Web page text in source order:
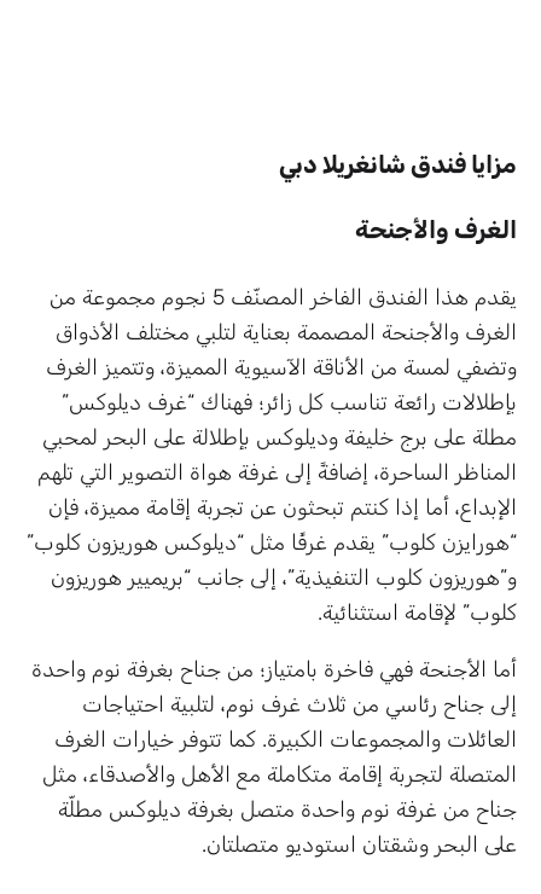
مزايا فندق شانغريلا دبي
الغرف والأجنحة
يقدم هذا الفندق الفاخر المصنّف 5 نجوم مجموعة من
الغرف والأجنحة المصممة بعناية لتلبي مختلف الأذواق
وتضفي لمسة من الأناقة الآسيوية المميزة، وتتميز الغرف
بإطلالات رائعة تناسب كل زائر؛ فهناك “غرف ديلوكس”
مطلة على برج خليفة وديلوكس بإطلالة على البحر لمحبي
المناظر الساحرة، إضافةً إلى غرفة هواة التصوير التي تلهم
الإبداع، أما إذا كنتم تبحثون عن تجربة إقامة مميزة، فإن
“هورايزن كلوب” يقدم غرفًا مثل “ديلوكس هوريزون كلوب”
و”هوريزون كلوب التنفيذية”، إلى جانب “بريميير هوريزون
كلوب” لإقامة استثنائية.
أما الأجنحة فهي فاخرة بامتياز؛ من جناح بغرفة نوم واحدة
إلى جناح رئاسي من ثلاث غرف نوم، لتلبية احتياجات
العائلات والمجموعات الكبيرة. كما تتوفر خيارات الغرف
المتصلة لتجربة إقامة متكاملة مع الأهل والأصدقاء، مثل
جناح من غرفة نوم واحدة متصل بغرفة ديلوكس مطلّة
على البحر وشقتان استوديو متصلتان.